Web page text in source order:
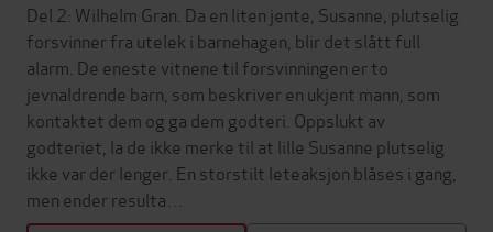
Del 2: Wilhelm Gran. Da en liten jente, Susanne, plutselig
forsvinner fra utelek i barnehagen, blir det slått full
alarm. De eneste vitnene til forsvinningen er to
jevnaldrende barn, som beskriver en ukjent mann, som
kontaktet dem og ga dem godteri. Oppslukt av
godteriet, la de ikke merke til at lille Susanne plutselig
ikke var der lenger. En storstilt leteaksjon blåses i gang,
men ender resulta…